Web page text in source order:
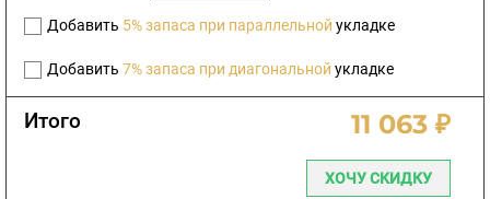
Добавить 5% запаса при параллельной укладке
Добавить 7% запаса при диагональной укладке
Итого 11 063 ₽
ХОЧУ СКИДКУ